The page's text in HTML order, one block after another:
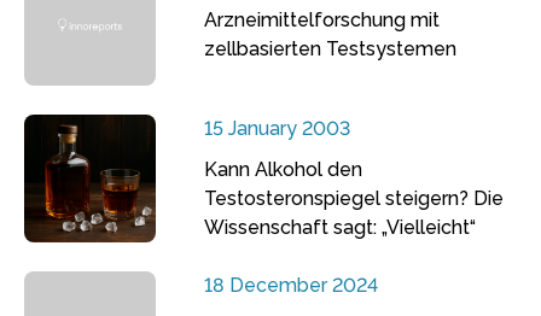
Arzneimittelforschung mit
zellbasierten Testsystemen
15 January 2003
Kann Alkohol den
Testosteronspiegel steigern? Die
Wissenschaft sagt: „Vielleicht“
18 December 2024